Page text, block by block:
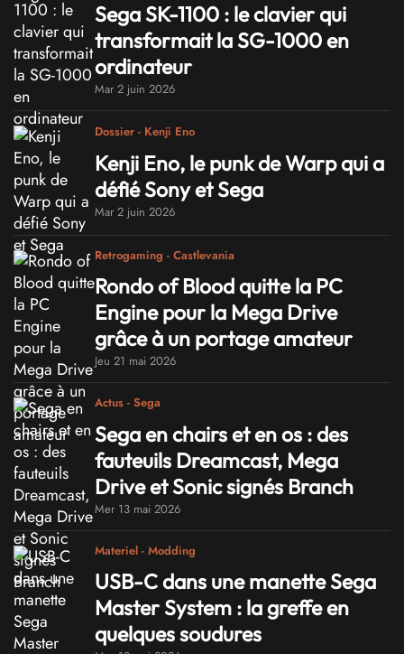
Sega SK-1100 : le clavier qui
transformait la SG-1000 en
ordinateur
Mar 2 juin 2026
Dossier - Kenji Eno
Kenji Eno, le punk de Warp qui a
défié Sony et Sega
Mar 2 juin 2026
Retrogaming - Castlevania
Rondo of Blood quitte la PC
Engine pour la Mega Drive
grâce à un portage amateur
Jeu 21 mai 2026
Actus - Sega
Sega en chairs et en os : des
fauteuils Dreamcast, Mega
Drive et Sonic signés Branch
Mer 13 mai 2026
Materiel - Modding
USB-C dans une manette Sega
Master System : la greffe en
quelques soudures